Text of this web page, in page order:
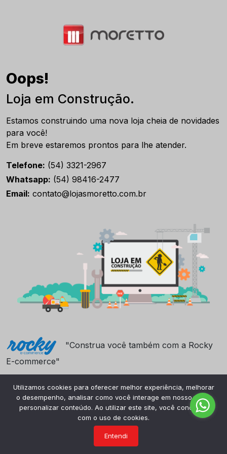
Oops!
Loja em Construção.
Estamos construindo uma nova loja cheia de novidades
para você!
Em breve estaremos prontos para lhe atender.
Telefone: (54) 3321-2967
Whatsapp: (54) 98416-2477
Email: contato@lojasmoretto.com.br
"Construa você também com a Rocky
E-commerce"
Utilizamos cookies para oferecer melhor experiência, melhorar
o desempenho, analisar como você interage em nosso site e
personalizar conteúdo. Ao utilizar este site, você concorda
com o uso de cookies.
Entendi